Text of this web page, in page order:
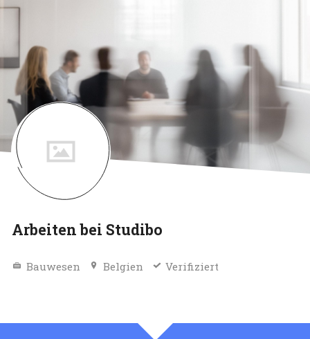
Arbeiten bei Studibo
Bauwesen Belgien Verifiziert